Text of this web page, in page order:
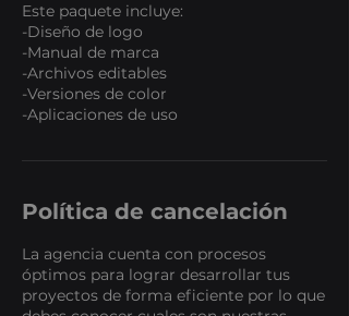
Este paquete incluye:
-Diseño de logo
-Manual de marca
-Archivos editables
-Versiones de color
-Aplicaciones de uso
Política de cancelación
La agencia cuenta con procesos
óptimos para lograr desarrollar tus
proyectos de forma eficiente por lo que